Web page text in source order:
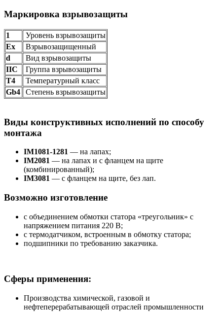
Маркировка взрывозащиты
1
Уровень взрывозащиты
Ех
Взрывозащищенный
d
Вид взрывозащиты
IIС
Группа взрывозащиты
Т4
Температурный класс
Gb4
Степень взрывозащиты
Виды конструктивных исполнений по способу
монтажа
IM1081-1281 — на лапах;
IM2081 — на лапах и с фланцем на щите
(комбинированный);
IM3081 — с фланцем на щите, без лап.
Возможно изготовление
с объединением обмотки статора «треугольник» с
напряжением питания 220 В;
с термодатчиком, встроенным в обмотку статора;
подшипники по требованию заказчика.
Сферы применения:
Производства химической, газовой и
нефтеперерабатывающей отраслей промышленности